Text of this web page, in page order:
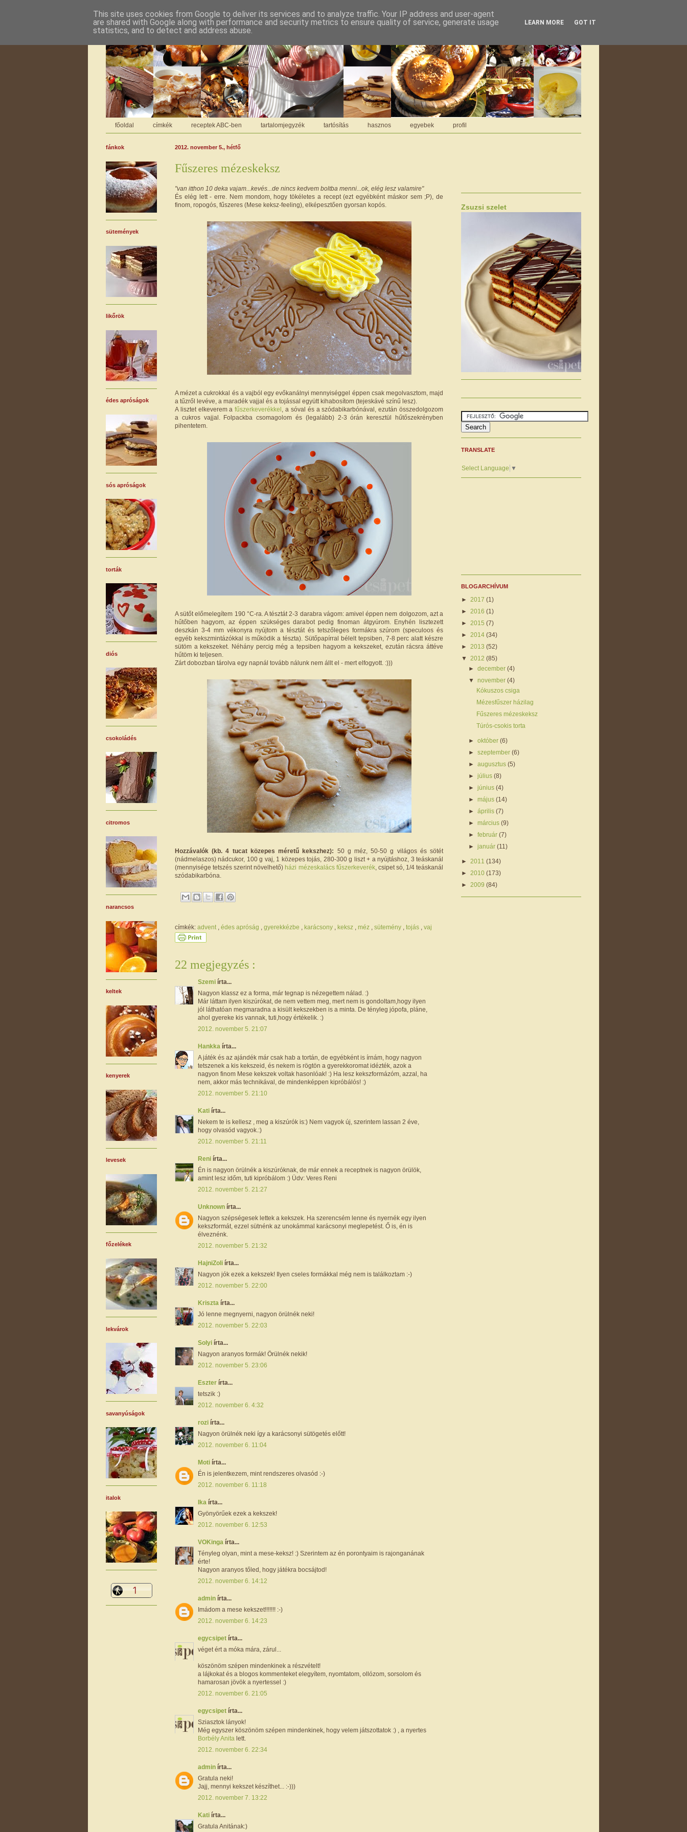
főoldal címkék receptek ABC-ben tartalomjegyzék tartósítás hasznos egyebek profil
2012. november 5., hétfő
Fűszeres mézeskeksz
"van itthon 10 deka vajam...kevés...de nincs kedvem boltba menni...ok, elég lesz valamire"
És elég lett - erre. Nem mondom, hogy tökéletes a recept (ezt egyébként máskor sem ;P), de
finom, ropogós, fűszeres (Mese keksz-feeling), elképesztően gyorsan kopós.
A mézet a cukrokkal és a vajból egy evőkanálnyi mennyiséggel éppen csak megolvasztom, majd
a tűzről levéve, a maradék vajjal és a tojással együtt kihabosítom (tejeskávé színű lesz).
A lisztet elkeverem afűszerkeverékkel , a sóval és a szódabikarbónával, ezután összedolgozom
a cukros vajjal. Folpackba csomagolom és (legalább) 2-3 órán keresztül hűtőszekrényben
pihentetem.
A sütőt előmelegítem 190 °C-ra. A tésztát 2-3 darabra vágom: amivel éppen nem dolgozom, azt a
hűtőben hagyom, az éppen szükséges darabot pedig finoman átgyúrom. Enyhén lisztezett
deszkán 3-4 mm vékonyra nyújtom a tésztát és tetszőleges formákra szúrom (speculoos és
egyéb kekszmintázókkal is működik a tészta). Sütőpapírral bélelt tepsiben, 7-8 perc alatt készre
sütöm a kekszeket. Néhány percig még a tepsiben hagyom a kekszeket, ezután rácsra áttéve
hűtöm ki teljesen.
Zárt dobozban tárolva egy napnál tovább nálunk nem állt el - mert elfogyott. :)))
Hozzávalók (kb. 4 tucat közepes méretű kekszhez): 50 g méz, 50-50 g világos és sötét
(nádmelaszos) nádcukor, 100 g vaj, 1 közepes tojás, 280-300 g liszt + a nyújtáshoz, 3 teáskanál
(mennyisége tetszés szerint növelhető)házi mézeskalács fűszerkeverék, csipet só, 1/4 teáskanál
szódabikarbóna.
címkék: advent édes apróság gyerekkézbe karácsony keksz méz sütemény tojás vaj
22 megjegyzés :
Szemi írta...
Nagyon klassz ez a forma, már tegnap is nézegettem nálad. :)
Már láttam ilyen kiszúrókat, de nem vettem meg, mert nem is gondoltam,hogy ilyen
jól láthatóan megmaradna a kisült kekszekben is a minta. De tényleg jópofa, pláne,
ahol gyereke kis vannak, tuti,hogy értékelik. :)
2012. november 5. 21:07
Hankka írta...
A játék és az ajándék már csak hab a tortán, de egyébként is írnám, hogy nagyon
tetszenek a kis kekszeid, és nekem is rögtön a gyerekkoromat idézték, azok a
nagyon finom Mese kekszek voltak hasonlóak! :) Ha lesz kekszformázóm, azzal, ha
nem, akkor más technikával, de mindenképpen kipróbálós! :)
2012. november 5. 21:10
Kati írta...
Nekem te is kellesz , meg a kiszúrók is:) Nem vagyok új, szerintem lassan 2 éve,
hogy olvasód vagyok.:)
2012. november 5. 21:11
Reni írta...
Én is nagyon örülnék a kiszúróknak, de már ennek a receptnek is nagyon örülök,
amint lesz időm, tuti kipróbálom :) Üdv: Veres Reni
2012. november 5. 21:27
Unknown írta...
Nagyon szépségesek lettek a kekszek. Ha szerencsém lenne és nyernék egy ilyen
kekszformát, ezzel sütnénk az unokámmal karácsonyi meglepetést. Ő is, én is
élveznénk.
2012. november 5. 21:32
HajniZoli írta...
Nagyon jók ezek a kekszek! Ilyen cseles formákkal még nem is találkoztam :-)
2012. november 5. 22:00
Kriszta írta...
Jó lenne megnyerni, nagyon örülnék neki!
2012. november 5. 22:03
Solyi írta...
Nagyon aranyos formák! Örülnék nekik!
2012. november 5. 23:06
Eszter írta...
tetszik :)
2012. november 6. 4:32
rozi írta...
Nagyon örülnék neki így a karácsonyi sütögetés előtt!
2012. november 6. 11:04
Moti írta...
Én is jelentkezem, mint rendszeres olvasód :-)
2012. november 6. 11:18
Ika írta...
Gyönyörűek ezek a kekszek!
2012. november 6. 12:53
VOKinga írta...
Tényleg olyan, mint a mese-keksz! :) Szerintem az én porontyaim is rajonganának
érte!
Nagyon aranyos tőled, hogy játékra bocsájtod!
2012. november 6. 14:12
admin írta...
Imádom a mese kekszet!!!!!!! :-)
2012. november 6. 14:23
egycsipet írta...
véget ért a móka mára, zárul...
köszönöm szépen mindenkinek a részvételt!
a lájkokat és a blogos kommenteket elegyítem, nyomtatom, ollózom, sorsolom és
hamarosan jövök a nyertessel :)
2012. november 6. 21:05
egycsipet írta...
Sziasztok lányok!
Még egyszer köszönöm szépen mindenkinek, hogy velem játszottatok :) , a nyertes
Borbély Anita lett.
2012. november 6. 22:34
admin írta...
Gratula neki!
Jajj, mennyi kekszet készíthet... :-)))
2012. november 7. 13:22
Kati írta...
Gratula Anitának:)
fánkok
sütemények
likőrök
édes apróságok
sós apróságok
torták
diós
csokoládés
citromos
narancsos
keltek
kenyerek
levesek
főzelékek
lekvárok
savanyúságok
italok
Zsuzsi szelet
TRANSLATE
Select Language ▼
BLOGARCHÍVUM
► 2017 (1)
► 2016 (1)
► 2015 (7)
► 2014 (34)
► 2013 (52)
▼ 2012 (85)
►december(4)
▼november(4)
Kókuszos csiga
Mézesfűszer házilag
Fűszeres mézeskeksz
Túrós-csokis torta
►október(6)
►szeptember(6)
►augusztus(5)
►július(8)
►június(4)
►május(14)
►április(7)
►március(9)
►február(7)
►január(11)
► 2011 (134)
► 2010 (173)
► 2009 (84)
This site uses cookies from Google to deliver its services and to analyze traffic. Your IP address and user-agent
are shared with Google along with performance and security metrics to ensure quality of service, generate usage
statistics, and to detect and address abuse.
LEARN MORE GOT IT